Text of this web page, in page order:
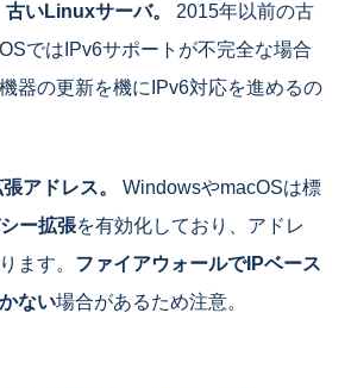
いLinuxサーバ。
2015年以前の古
ではIPv6サポートが不完全な場合
器の更新を機にIPv6対応を進めるの
アドレス。
WindowsやmacOSは標
ー拡張を有効化しており、アドレ
ます。 ファイアウォールでIPベース
ない場合があるため注意。